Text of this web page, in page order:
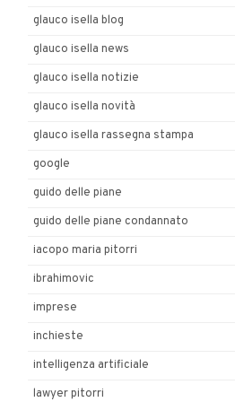
glauco isella blog
glauco isella news
glauco isella notizie
glauco isella novità
glauco isella rassegna stampa
google
guido delle piane
guido delle piane condannato
iacopo maria pitorri
ibrahimovic
imprese
inchieste
intelligenza artificiale
lawyer pitorri